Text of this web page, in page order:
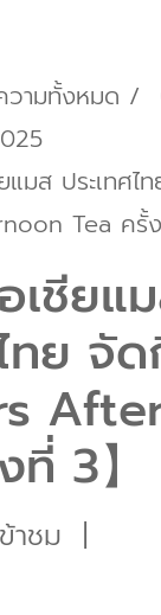
วามทั้งหมด
ยแมส ประเทศ
Tea ครั้ง
เชียแ
ทย จั
3】
าชม |